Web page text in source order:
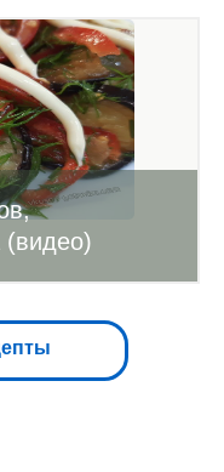
(видео)